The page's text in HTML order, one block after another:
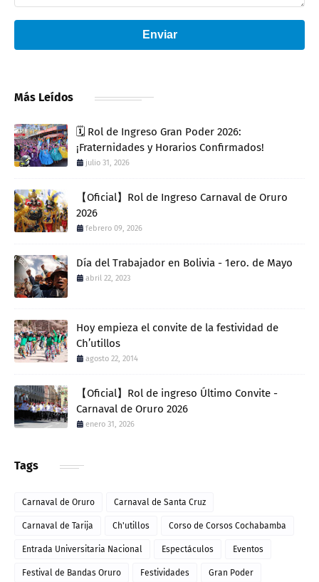
Enviar
Más Leídos
🗓️ Rol de Ingreso Gran Poder 2026:
¡Fraternidades y Horarios Confirmados!
julio 31, 2026
【Oficial】Rol de Ingreso Carnaval de Oruro
2026
febrero 09, 2026
Día del Trabajador en Bolivia - 1ero. de Mayo
abril 22, 2023
Hoy empieza el convite de la festividad de
Ch’utillos
agosto 22, 2014
【Oficial】Rol de ingreso Último Convite -
Carnaval de Oruro 2026
enero 31, 2026
Tags
Carnaval de Oruro Carnaval de Santa Cruz
Carnaval de Tarija Ch'utillos Corso de Corsos Cochabamba
Entrada Universitaria Nacional Espectáculos Eventos
Festival de Bandas Oruro Festividades Gran Poder